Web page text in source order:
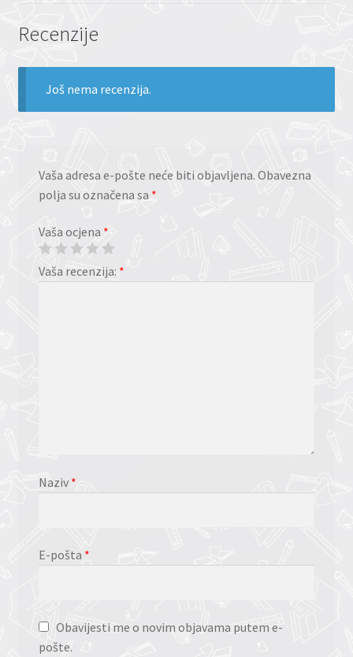
Recenzije
Još nema recenzija.
Vaša adresa e-pošte neće biti objavljena. Obavezna
polja su označena sa *
Vaša ocjena *
Vaša recenzija: *
Naziv *
E-pošta *
Obavijesti me o novim objavama putem e-
pošte.